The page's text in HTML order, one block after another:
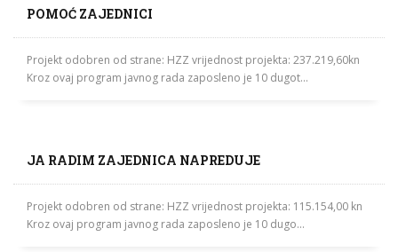
POMOĆ ZAJEDNICI
Projekt odobren od strane: HZZ vrijednost projekta: 237.219,60kn
Kroz ovaj program javnog rada zaposleno je 10 dugot...
JA RADIM ZAJEDNICA NAPREDUJE
Projekt odobren od strane: HZZ vrijednost projekta: 115.154,00 kn
Kroz ovaj program javnog rada zaposleno je 10 dugo...